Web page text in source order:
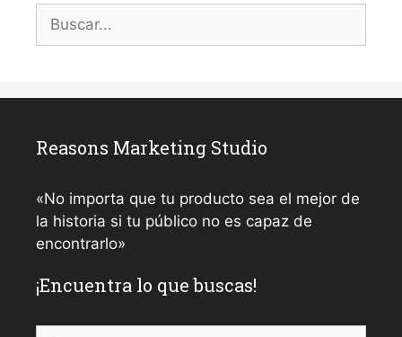
Reasons Marketing Studio
«No importa que tu producto sea el mejor de
la historia si tu público no es capaz de
encontrarlo»
¡Encuentra lo que buscas!